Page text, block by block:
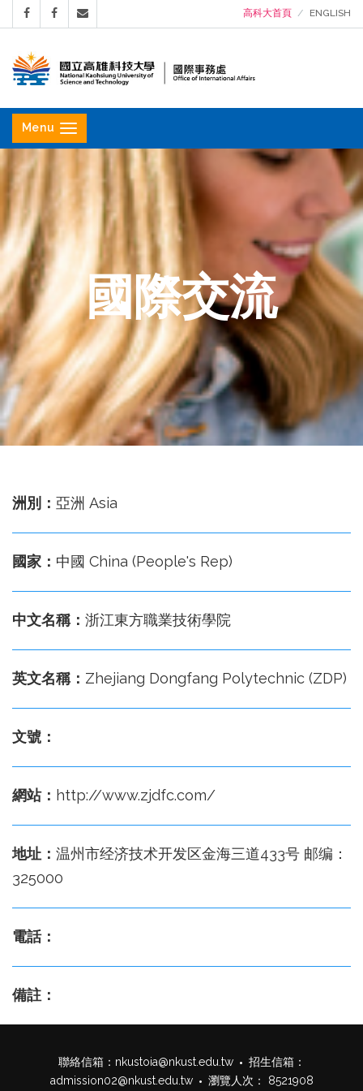
高科大首頁 ENGLISH
立
高
雄
科
技
大
學
國
際
務
處
Menu
國際交流
洲別： 亞洲 Asia
國家： 中國 China (People's Rep)
中文名稱： 浙江東方職業技術學院
英文名稱： Zhejiang Dongfang Polytechnic (ZDP)
文號：
網站： http://www.zjdfc.com/
地址： 温州市经济技术开发区金海三道433号 邮编：
325000
電話：
備註：
聯絡信箱： nkustoia@nkust.edu.tw
招生信箱：
admission02@nkust.edu.tw
瀏覽人次： 8521908